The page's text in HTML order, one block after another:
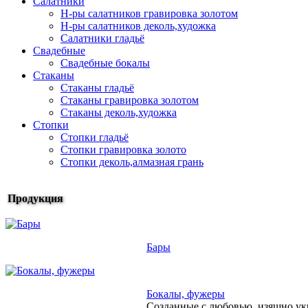
Н-ры салатников гравировка золотом
Н-ры салатников деколь,художка
Салатники гладьё
Свадебные
Свадебные бокалы
Стаканы
Стаканы гладьё
Стаканы гравировка золотом
Стаканы деколь,художка
Стопки
Стопки гладьё
Стопки гравировка золото
Стопки деколь,алмазная грань
Продукция
Бары
Бокалы, фужеры